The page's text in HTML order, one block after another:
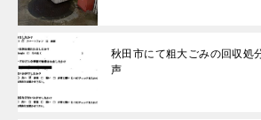
秋田市にて粗大ごみの回収
声